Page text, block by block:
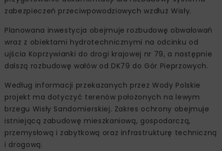
zabezpieczeń przeciwpowodziowych wzdłuż Wisły.
Planowana inwestycja obejmuje rozbudowę obwałowań
wraz z obiektami hydrotechnicznymi na odcinku od
ujścia Koprzywianki do drogi krajowej nr 79, a następnie
dalszą rozbudowę wałów od DK79 do Gór Pieprzowych.
Według informacji przekazanych przez Wody Polskie
projekt ma dotyczyć terenów położonych na lewym
brzegu Wisły Sandomierskiej. Zakres ochrony obejmuje
istniejącą zabudowę mieszkaniową, gospodarczą,
przemysłową i zabytkową oraz infrastrukturę techniczną
i drogową.